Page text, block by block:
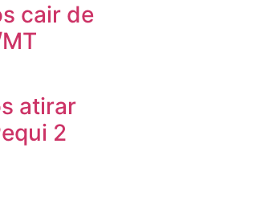
cair de
atirar
2